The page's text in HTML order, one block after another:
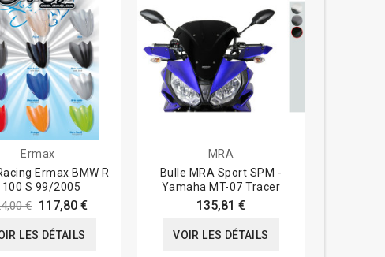
Ermax
Ermax BMW R
S 99/2005
€ 117,80 €
LES DÉTAILS
MRA
Bulle MRA Sport SPM -
Yamaha MT-07 Tracer
135,81 €
VOIR LES DÉTAILS